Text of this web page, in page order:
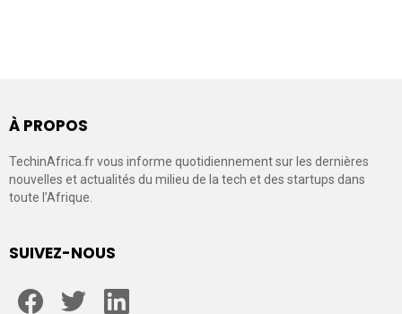
À PROPOS
TechinAfrica.fr vous informe quotidiennement sur les dernières
nouvelles et actualités du milieu de la tech et des startups dans
toute l’Afrique.
SUIVEZ-NOUS